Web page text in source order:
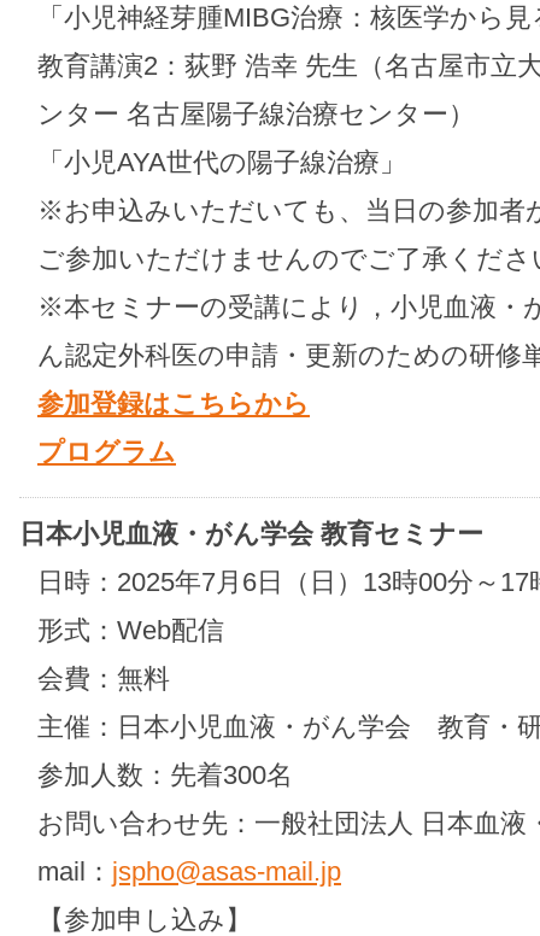
「小児神経芽腫MIBG治療：核医学から
教育講演2：荻野 浩幸 先生（名古屋市立
ンター 名古屋陽子線治療センター）
「小児AYA世代の陽子線治療」
※お申込みいただいても、当日の参加者
ご参加いただけませんのでご了承くださ
※本セミナーの受講により，小児血液・
ん認定外科医の申請・更新のための研修
参加登録はこちらから
プログラム
日本小児血液・がん学会 教育セミナー
日時：2025年7月6日（日）13時00分～17
形式：Web配信
会費：無料
主催：日本小児血液・がん学会 教育・
参加人数：先着300名
お問い合わせ先：一般社団法人 日本血
mail： jspho@asas-mail.jp
【参加申し込み】